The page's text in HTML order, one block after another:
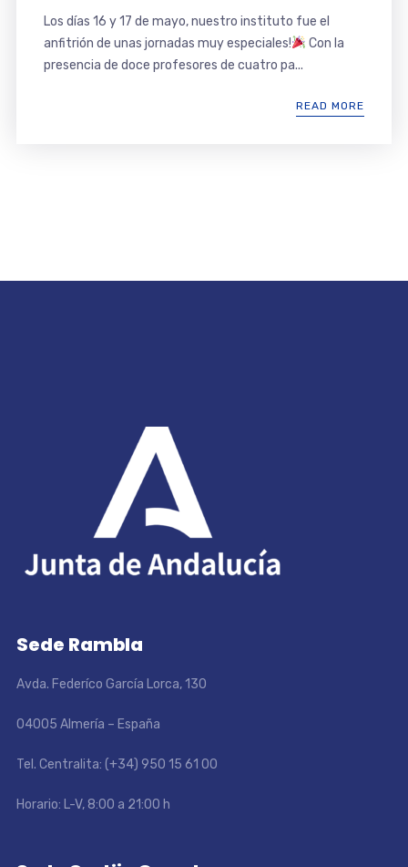
Los días 16 y 17 de mayo, nuestro instituto fue el
anfitrión de unas jornadas muy especiales!
Con la
presencia de doce profesores de cuatro pa...
READ MORE
Sede Rambla
Avda. Federíco García Lorca, 130
04005 Almería – España
Tel. Centralita: (+34) 950 15 61 00
Horario: L-V, 8:00 a 21:00 h